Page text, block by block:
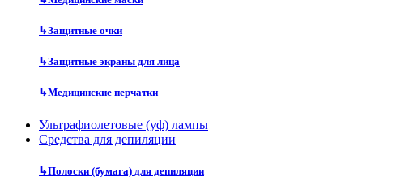
↳Защитные очки
↳Защитные экраны для лица
↳Медицинские перчатки
Ультрафиолетовые (уф) лампы
Средства для депиляции
↳Полоски (бумага) для депиляции